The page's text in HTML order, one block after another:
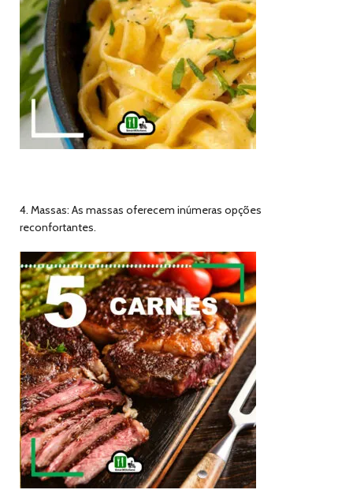
4. Massas: As massas oferecem inúmeras opções
reconfortantes.